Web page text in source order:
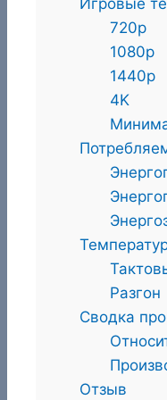
720p
1080p
1440p
4K
Разгон
Сводка
Отзыв